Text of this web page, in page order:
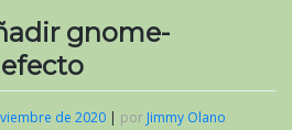
gnome-
de 2020 | por Jimmy Olano